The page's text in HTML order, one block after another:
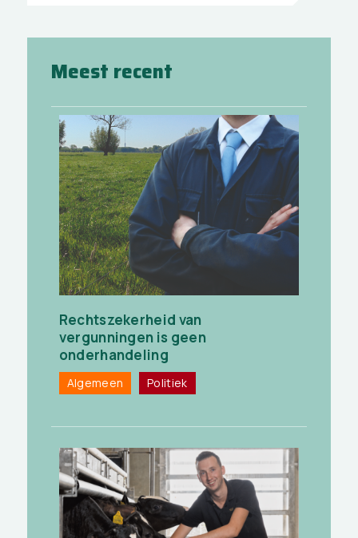
Meest recent
Rechtszekerheid van
vergunningen is geen
onderhandeling
Algemeen Politiek